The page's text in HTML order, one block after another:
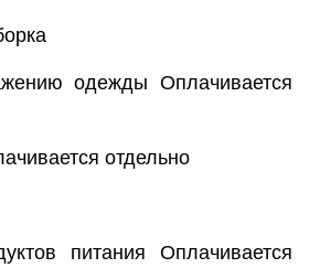
одежды Оплачивается
отдельно
питания Оплачивается